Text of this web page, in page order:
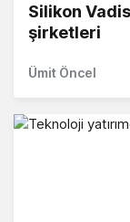
Silikon
şirketleri
Ümit Öncel